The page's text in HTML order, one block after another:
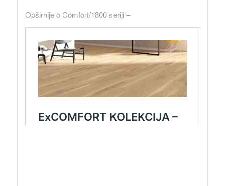
Opširnije o Comfort/1800 seriji –